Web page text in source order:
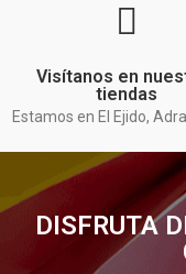
Visítanos en
tiendas
Estamos en El Ejido,
DISFRUTA